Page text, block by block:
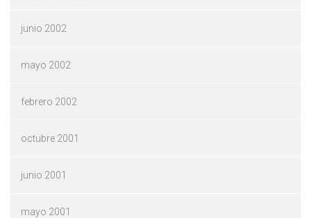
junio 2002
mayo 2002
febrero 2002
octubre 2001
junio 2001
mayo 2001